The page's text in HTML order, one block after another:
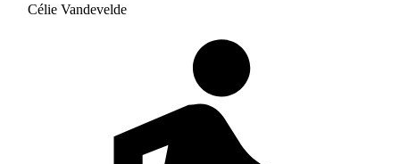
Célie Vandevelde